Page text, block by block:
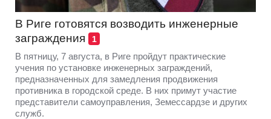
В Риге готовятся возводить инженерные
заграждения
1
В пятницу, 7 августа, в Риге пройдут практические
учения по установке инженерных заграждений,
предназначенных для замедления продвижения
противника в городской среде. В них примут участие
представители самоуправления, Земессардзе и других
служб.